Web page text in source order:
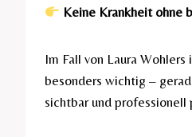
Keine Krankheit ohne
Im Fall von Laura
besonders wichtig –
sichtbar und